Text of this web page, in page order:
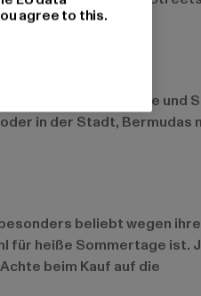
bringen Farbe und
in der Stadt, Bermudas
beliebt wegen
für heiße Sommertage ist.
beim Kauf auf die
agree to this.